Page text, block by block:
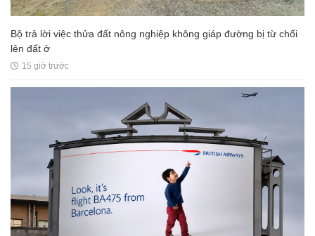
Bộ trả lời việc thửa đất nông nghiệp không giáp đường bị từ chối
lên đất ở
15 giờ trước